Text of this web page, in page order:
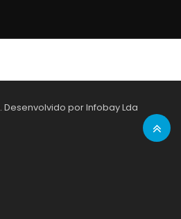
. Desenvolvido por Infobay Lda